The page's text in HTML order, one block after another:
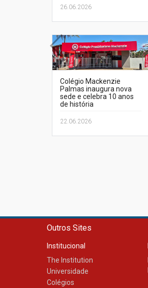
26.06.2026
Colégio Mackenzie
Palmas inaugura nova
sede e celebra 10 anos
de história
22.06.2026
Outros Sites
Institucional
The Institution
Universidade
Colégios